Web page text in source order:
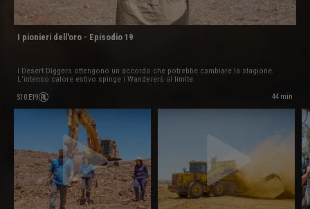
I pionieri dell'oro - Episodio 19
I Desert Diggers ottengono un accordo che potrebbe cambiare la stagione.
L’intenso calore estivo spinge i Wanderers al limite.
S10:E19 44 min